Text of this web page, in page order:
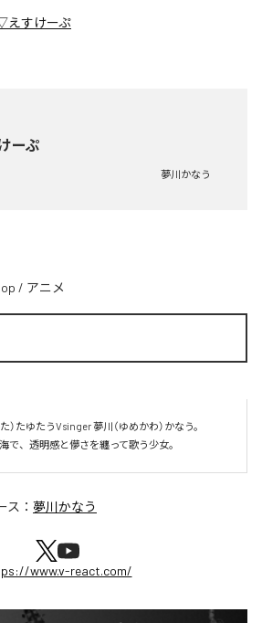
えすけーぷ
ーぷ
夢川かなう
/ アニメ
で、透明感と儚さを纏って歌う少女。
ス： 夢川かなう
www.v-react.com/